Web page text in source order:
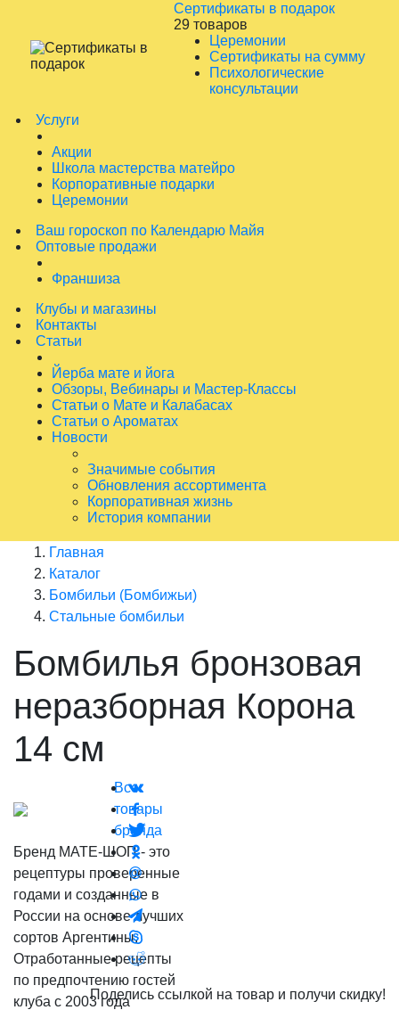
Сертификаты в подарок
29 товаров
Церемонии
Сертификаты на сумму
Психологические
консультации
Услуги
Акции
Школа мастерства матейро
Корпоративные подарки
Церемонии
Ваш гороскоп по Календарю Майя
Оптовые продажи
Франшиза
Клубы и магазины
Контакты
Статьи
Йерба мате и йога
Обзоры, Вебинары и Мастер-Классы
Статьи о Мате и Калабасах
Статьи о Ароматах
Новости
Значимые события
Обновления ассортимента
Корпоративная жизнь
История компании
Главная
Каталог
Бомбильи (Бомбижьи)
Стальные бомбильи
Бомбилья бронзовая
неразборная Корона
14 см
Все
товары
бренда
Бренд МАТЕ-ШОП - это
рецептуры проверенные
годами и созданные в
России на основе лучших
сортов Аргентины.
Отработанные рецепты
по предпочтению гостей
клуба с 2003 годаПоделись ссылкой на товар и получи скидку!